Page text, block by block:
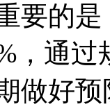
要的
，通
做好